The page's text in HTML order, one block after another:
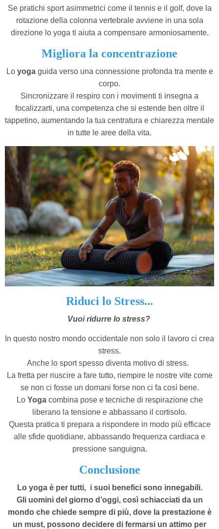
Se pratichi sport asimmetrici come il tennis e il golf, dove la
rotazione della colonna vertebrale avviene in una sola
direzione lo yoga ti aiuta a compensare armoniosamente.
Migliora la concentrazione
Lo yogaguida verso una connessione profonda tra mente e
corpo.
Sincronizzare il respiro con i movimenti ti insegna a
focalizzarti, una competenza che si estende ben oltre il
tappetino, aumentando la tua centratura e chiarezza mentale
in tutte le aree della vita.
Riduci lo Stress...
Vuoi ridurre lo stress?
In questo nostro mondo occidentale non solo il lavoro ci crea
stress.
Anche lo sport spesso diventa motivo di stress.
La fretta per riuscire a fare tutto, riempire le nostre vite come
se non ci fosse un domani forse non ci fa così bene.
Lo Yogacombina pose e tecniche di respirazione che
liberano la tensione e abbassano il cortisolo.
Questa pratica ti prepara a rispondere in modo più efficace
alle sfide quotidiane, abbassando frequenza cardiaca e
pressione sanguigna.
Conclusione
Lo yoga è per tutti, i suoi benefici sono innegabili.
Gli uomini del giorno d’oggi, così schiacciati da un
mondo che chiede sempre di più, dove la prestazione è
un must, possono decidere di fermarsi un attimo per